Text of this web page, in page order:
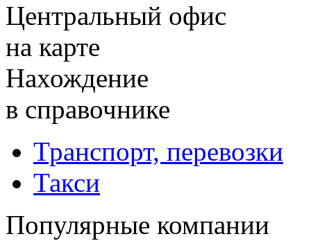
Центральный офис
на карте
Нахождение
в справочнике
Транспорт, перевозки
Такси
Популярные компании